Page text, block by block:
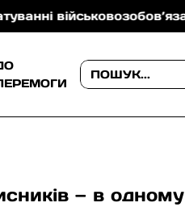
— в одному